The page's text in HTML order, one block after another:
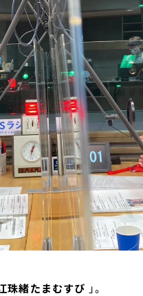
珠緒たまむすび 」。